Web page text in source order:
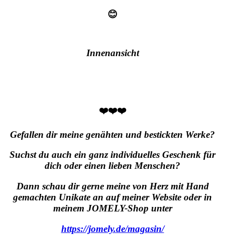
😊
Innenansicht
❤️❤️❤️
Gefallen dir meine genähten und bestickten Werke?
Suchst du auch ein ganz individuelles Geschenk für
dich oder einen lieben Menschen?
Dann schau dir gerne meine von Herz mit Hand
gemachten Unikate an auf meiner Website oder in
meinem JOMELY-Shop unter
https://jomely.de/magasin/